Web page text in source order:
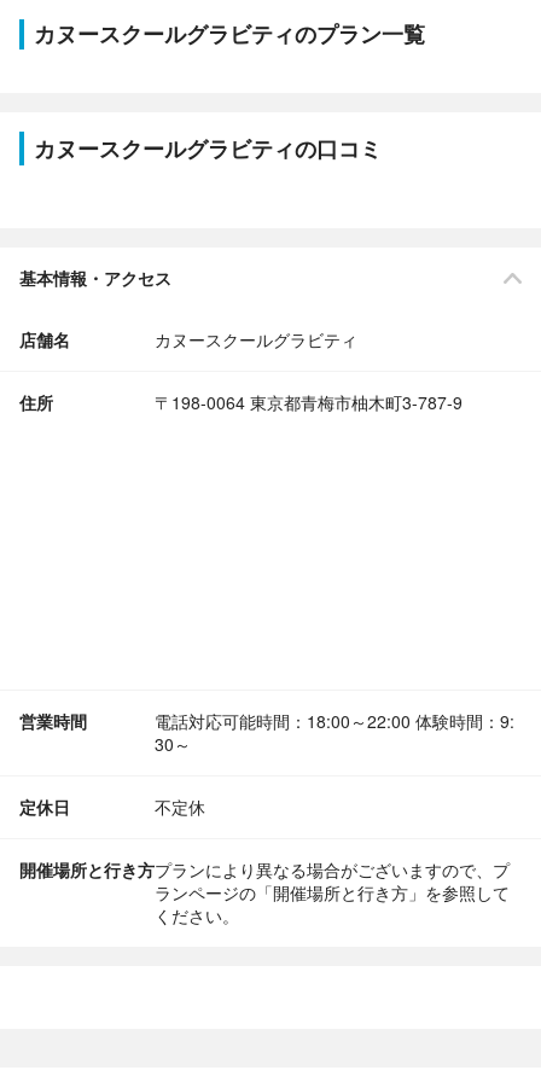
カヌースクールグラビティのプラン一覧
カヌースクールグラビティの口コミ
基本情報・アクセス
店舗名 カヌースクールグラビティ
住所 〒198-0064 東京都青梅市柚木町3-787-9
営業時間
電話対応可能時間：18:00～22:00 体験時間：9:
30～
定休日 不定休
開催場所と行き方プランにより異なる場合がございますので、プ
ランページの「開催場所と行き方」を参照して
ください。